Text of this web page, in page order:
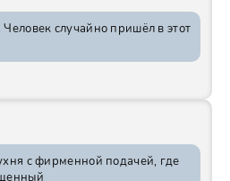
случайно пришёл в этот
подачей, где